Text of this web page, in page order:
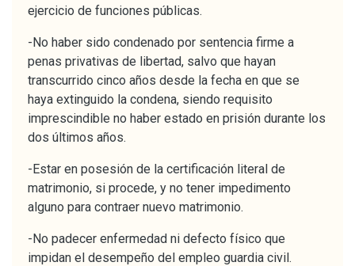
ejercicio de funciones públicas.
-No haber sido condenado por sentencia firme a
penas privativas de libertad, salvo que hayan
transcurrido cinco años desde la fecha en que se
haya extinguido la condena, siendo requisito
imprescindible no haber estado en prisión durante los
dos últimos años.
-Estar en posesión de la certificación literal de
matrimonio, si procede, y no tener impedimento
alguno para contraer nuevo matrimonio.
-No padecer enfermedad ni defecto físico que
impidan el desempeño del empleo guardia civil.